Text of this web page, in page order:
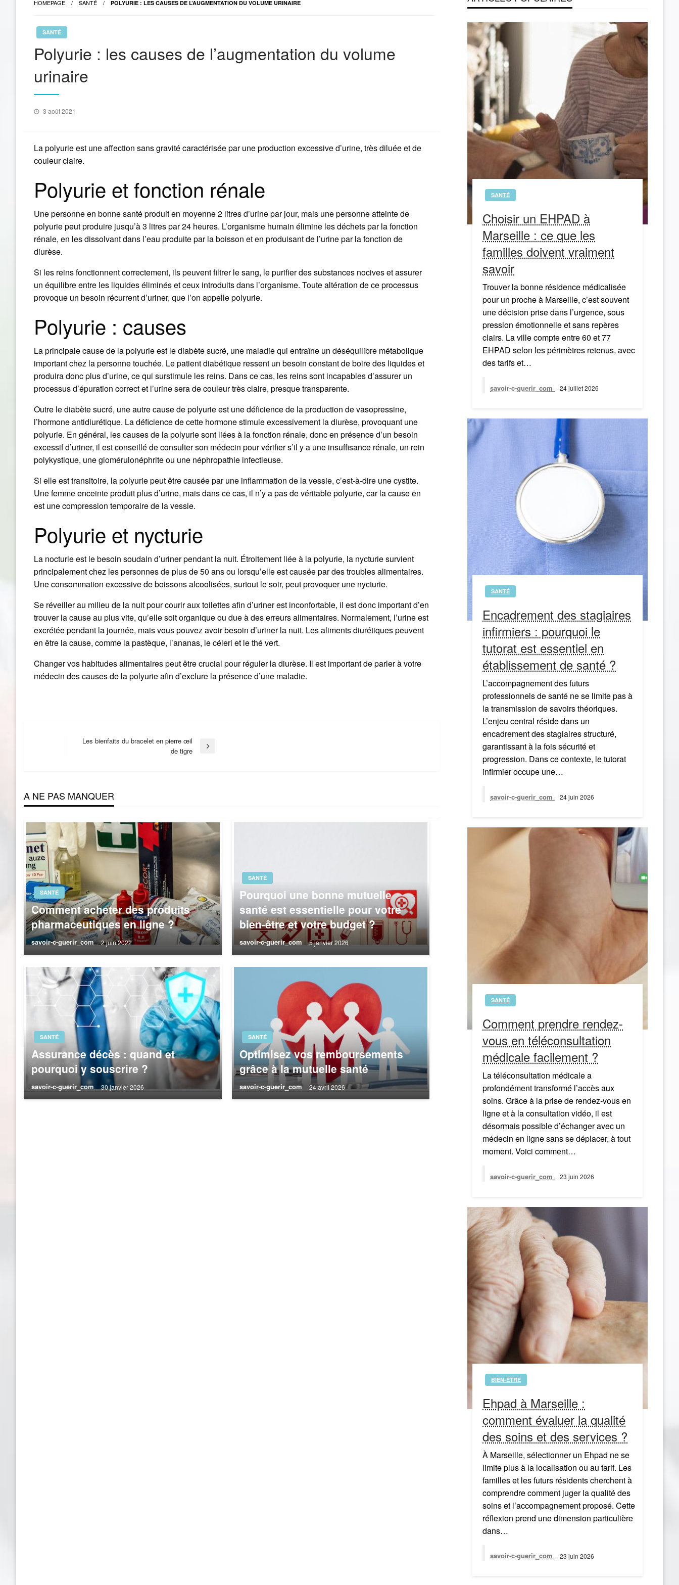
HOMEPAGE SANTÉ POLYURIE : LES CAUSES DE L’AUGMENTATION DU VOLUME URINAIRE
SANTÉ
Polyurie : les causes de l’augmentation du volume
urinaire
Posted
3 août 2021
La polyurie est une affection sans gravité caractérisée par une production excessive d’urine, très diluée et de
couleur claire.
Polyurie et fonction rénale
Une personne en bonne santé produit en moyenne 2 litres d’urine par jour, mais une personne atteinte de
polyurie peut produire jusqu’à 3 litres par 24 heures. L’organisme humain élimine les déchets par la fonction
rénale, en les dissolvant dans l’eau produite par la boisson et en produisant de l’urine par la fonction de
diurèse.
Si les reins fonctionnent correctement, ils peuvent filtrer le sang, le purifier des substances nocives et assurer
un équilibre entre les liquides éliminés et ceux introduits dans l’organisme. Toute altération de ce processus
provoque un besoin récurrent d’uriner, que l’on appelle polyurie.
Polyurie : causes
La principale cause de la polyurie est le diabète sucré, une maladie qui entraîne un déséquilibre métabolique
important chez la personne touchée. Le patient diabétique ressent un besoin constant de boire des liquides et
produira donc plus d’urine, ce qui surstimule les reins. Dans ce cas, les reins sont incapables d’assurer un
processus d’épuration correct et l’urine sera de couleur très claire, presque transparente.
Outre le diabète sucré, une autre cause de polyurie est une déficience de la production de vasopressine,
l’hormone antidiurétique. La déficience de cette hormone stimule excessivement la diurèse, provoquant une
polyurie. En général, les causes de la polyurie sont liées à la fonction rénale, donc en présence d’un besoin
excessif d’uriner, il est conseillé de consulter son médecin pour vérifier s’il y a une insuffisance rénale, un rein
polykystique, une glomérulonéphrite ou une néphropathie infectieuse.
Si elle est transitoire, la polyurie peut être causée par une inflammation de la vessie, c’est-à-dire une cystite.
Une femme enceinte produit plus d’urine, mais dans ce cas, il n’y a pas de véritable polyurie, car la cause en
est une compression temporaire de la vessie.
Polyurie et nycturie
La nocturie est le besoin soudain d’uriner pendant la nuit. Étroitement liée à la polyurie, la nycturie survient
principalement chez les personnes de plus de 50 ans ou lorsqu’elle est causée par des troubles alimentaires.
Une consommation excessive de boissons alcoolisées, surtout le soir, peut provoquer une nycturie.
Se réveiller au milieu de la nuit pour courir aux toilettes afin d’uriner est inconfortable, il est donc important d’en
trouver la cause au plus vite, qu’elle soit organique ou due à des erreurs alimentaires. Normalement, l’urine est
excrétée pendant la journée, mais vous pouvez avoir besoin d’uriner la nuit. Les aliments diurétiques peuvent
en être la cause, comme la pastèque, l’ananas, le céleri et le thé vert.
Changer vos habitudes alimentaires peut être crucial pour réguler la diurèse. Il est important de parler à votre
médecin des causes de la polyurie afin d’exclure la présence d’une maladie.
Navigation
l’article
Les bienfaits du bracelet en pierre œil
de tigre
A NE PAS MANQUER
SANTÉ
Comment acheter des produits
pharmaceutiques en ligne ?
savoir-c-guerir_com 2 juin 2022
SANTÉ
Pourquoi une bonne mutuelle
santé est essentielle pour votre
bien-être et votre budget ?
savoir-c-guerir_com 5 janvier 2026
SANTÉ
Assurance décès : quand et
pourquoi y souscrire ?
savoir-c-guerir_com 30 janvier 2026
SANTÉ
Optimisez vos remboursements
grâce à la mutuelle santé
savoir-c-guerir_com 24 avril 2026
SANTÉ
Choisir un EHPAD à
Marseille : ce que les
familles doivent vraiment
savoir
Trouver la bonne résidence médicalisée
pour un proche à Marseille, c’est souvent
une décision prise dans l’urgence, sous
pression émotionnelle et sans repères
clairs. La ville compte entre 60 et 77
EHPAD selon les périmètres retenus, avec
des tarifs et…
savoir-c-guerir_com 24 juillet 2026
SANTÉ
Encadrement des stagiaires
infirmiers : pourquoi le
tutorat est essentiel en
établissement de santé ?
L’accompagnement des futurs
professionnels de santé ne se limite pas à
la transmission de savoirs théoriques.
L’enjeu central réside dans un
encadrement des stagiaires structuré,
garantissant à la fois sécurité et
progression. Dans ce contexte, le tutorat
infirmier occupe une…
savoir-c-guerir_com 24 juin 2026
SANTÉ
Comment prendre rendez-
vous en téléconsultation
médicale facilement ?
La téléconsultation médicale a
profondément transformé l’accès aux
soins. Grâce à la prise de rendez-vous en
ligne et à la consultation vidéo, il est
désormais possible d’échanger avec un
médecin en ligne sans se déplacer, à tout
moment. Voici comment…
savoir-c-guerir_com 23 juin 2026
BIEN-ÊTRE
Ehpad à Marseille :
comment évaluer la qualité
des soins et des services ?
À Marseille, sélectionner un Ehpad ne se
limite plus à la localisation ou au tarif. Les
familles et les futurs résidents cherchent à
comprendre comment juger la qualité des
soins et l’accompagnement proposé. Cette
réflexion prend une dimension particulière
dans…
savoir-c-guerir_com 23 juin 2026